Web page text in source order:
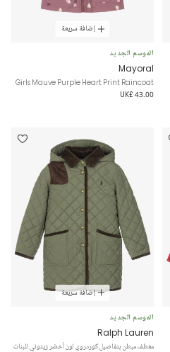
إضافة سريعة
الموسم الجديد
Mayoral
Girls Mauve Purple Heart Print Raincoat
UK£ 43.00
إضافة سريعة
الموسم الجديد
Ralph Lauren
معطف مبطن بتفاصيل كوردروي لون أخضر زيتوني للبنات